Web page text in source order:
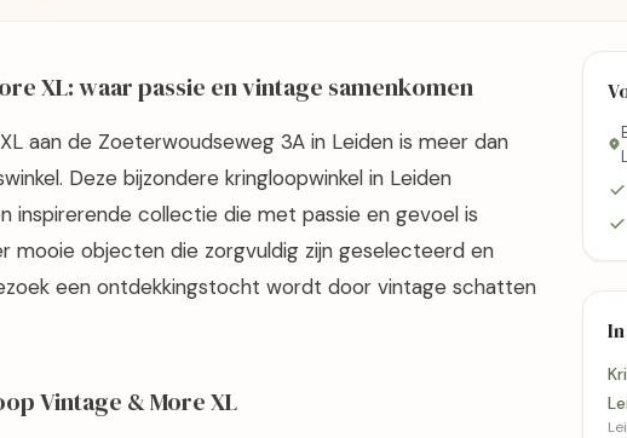
XL: waar passie en vintage samenkomen
aan de Zoeterwoudseweg 3A in Leiden is meer dan
Deze bijzondere kringloopwinkel in Leiden
inspirerende collectie die met passie en gevoel is
mooie objecten die zorgvuldig zijn geselecteerd en
een ontdekkingstocht wordt door vintage schatten
Vintage & More XL